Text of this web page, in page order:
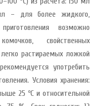
– для более жидкого,
возможно
свойственных
растираемых ложкой
употребить
Условия хранения:
25 ºС и относительной